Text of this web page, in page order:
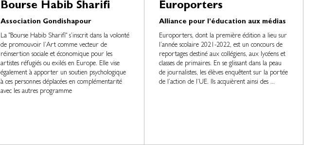
Bourse Habib Sharifi
Association Gondishapour
La "Bourse Habib Sharifi" s’inscrit dans la volonté
de promouvoir l’Art comme vecteur de
réinsertion sociale et économique pour les
artistes réfugiés ou exilés en Europe. Elle vise
également à apporter un soutien psychologique
à ces personnes déplacées en complémentarité
avec les autres programme
Europorters
Alliance pour l’éducation aux médias
Europorters, dont la première édition a lieu sur
l’année scolaire 2021-2022, est un concours de
reportages destiné aux collégiens, aux lycéens et
classes de primaires. En se glissant dans la peau
de journalistes, les élèves enquêtent sur la portée
de l’action de l’UE. Ils acquièrent ainsi des ...